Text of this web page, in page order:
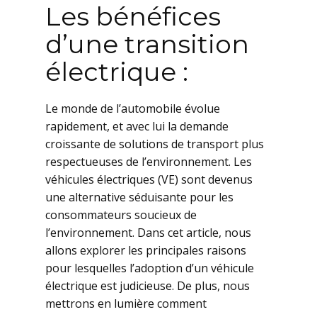
Les bénéfices
d’une transition
électrique :
Le monde de l’automobile évolue
rapidement, et avec lui la demande
croissante de solutions de transport plus
respectueuses de l’environnement. Les
véhicules électriques (VE) sont devenus
une alternative séduisante pour les
consommateurs soucieux de
l’environnement. Dans cet article, nous
allons explorer les principales raisons
pour lesquelles l’adoption d’un véhicule
électrique est judicieuse. De plus, nous
mettrons en lumière comment